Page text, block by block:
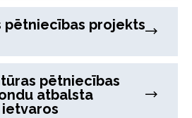
pētniecības projekts
pētniecības
atbalsta